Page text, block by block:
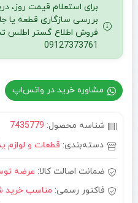
برای استعلام قیمت روز،
بررسی سازگاری قطعه یا
09127373761
مشاوره خرید در واتس‌اپ
شناسه محصول: 7435779
دسته‌بندی: قطعات و لوازم
ضمانت اصالت کالا: عرضه
فاکتور رسمی: مناسب خرید